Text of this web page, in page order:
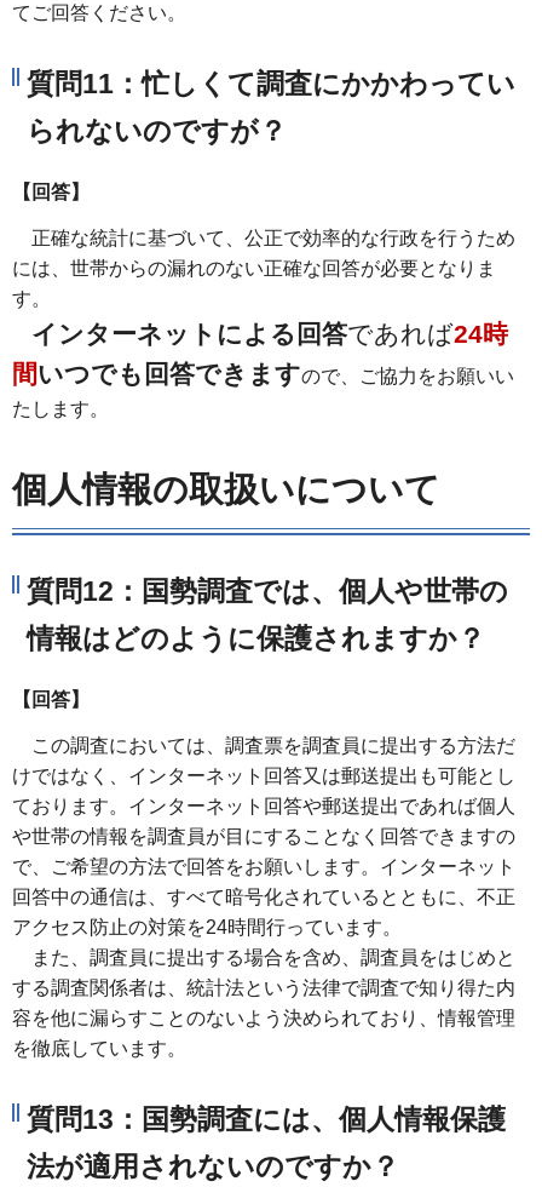
てご回答ください。
質問11：忙しくて調査にかかわってい
られないのですが？
【回答】
正確な統計に基づいて、公正で効率的な行政を行うため
には、世帯からの漏れのない正確な回答が必要となりま
す。
インターネットによる回答であれば24時
間いつでも回答できますので、ご協力をお願いい
たします。
個人情報の取扱いについて
質問12：国勢調査では、個人や世帯の
情報はどのように保護されますか？
【回答】
この調査においては、調査票を調査員に提出する方法だ
けではなく、インターネット回答又は郵送提出も可能とし
ております。インターネット回答や郵送提出であれば個人
や世帯の情報を調査員が目にすることなく回答できますの
で、ご希望の方法で回答をお願いします。インターネット
回答中の通信は、すべて暗号化されているとともに、不正
アクセス防止の対策を24時間行っています。
また、調査員に提出する場合を含め、調査員をはじめと
する調査関係者は、統計法という法律で調査で知り得た内
容を他に漏らすことのないよう決められており、情報管理
を徹底しています。
質問13：国勢調査には、個人情報保護
法が適用されないのですか？